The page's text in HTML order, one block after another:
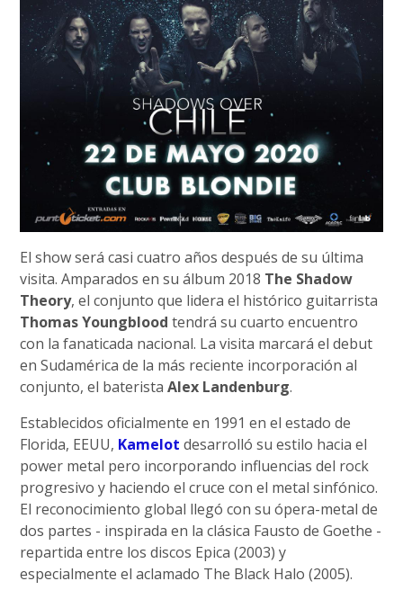
El show será casi cuatro años después de su última
visita. Amparados en su álbum 2018 The Shadow
Theory, el conjunto que lidera el histórico guitarrista
Thomas Youngblood tendrá su cuarto encuentro
con la fanaticada nacional. La visita marcará el debut
en Sudamérica de la más reciente incorporación al
conjunto, el bateristaAlex Landenburg.
Establecidos oficialmente en 1991 en el estado de
Florida, EEUU, Kamelot desarrolló su estilo hacia el
power metal pero incorporando influencias del rock
progresivo y haciendo el cruce con el metal sinfónico.
El reconocimiento global llegó con su ópera-metal de
dos partes - inspirada en la clásica Fausto de Goethe -
repartida entre los discos Epica (2003) y
especialmente el aclamado The Black Halo (2005).